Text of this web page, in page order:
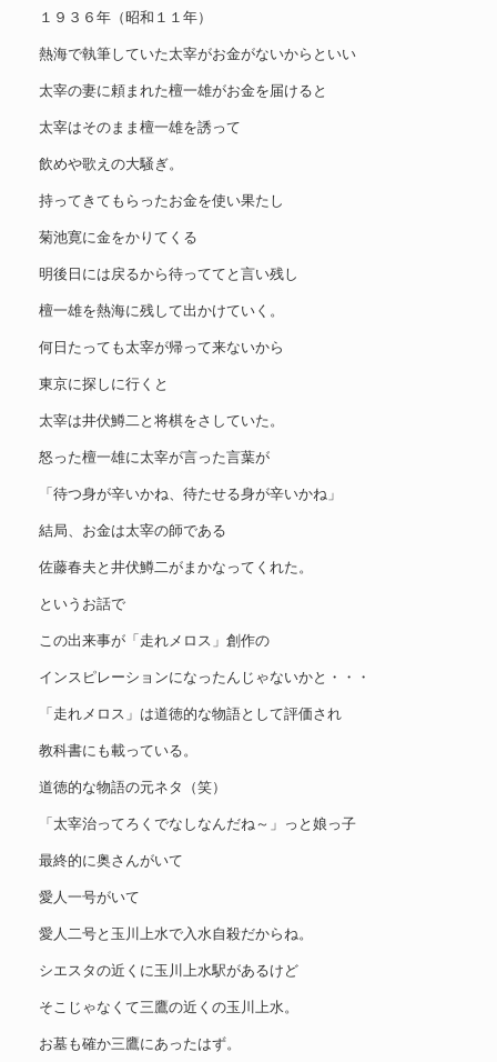
１９３６年（昭和１１年）
熱海で執筆していた太宰がお金がないからといい
太宰の妻に頼まれた檀一雄がお金を届けると
太宰はそのまま檀一雄を誘って
飲めや歌えの大騒ぎ。
持ってきてもらったお金を使い果たし
菊池寛に金をかりてくる
明後日には戻るから待っててと言い残し
檀一雄を熱海に残して出かけていく。
何日たっても太宰が帰って来ないから
東京に探しに行くと
太宰は井伏鱒二と将棋をさしていた。
怒った檀一雄に太宰が言った言葉が
「待つ身が辛いかね、待たせる身が辛いかね」
結局、お金は太宰の師である
佐藤春夫と井伏鱒二がまかなってくれた。
というお話で
この出来事が「走れメロス」創作の
インスピレーションになったんじゃないかと・・・
「走れメロス」は道徳的な物語として評価され
教科書にも載っている。
道徳的な物語の元ネタ（笑）
「太宰治ってろくでなしなんだね～」っと娘っ子
最終的に奥さんがいて
愛人一号がいて
愛人二号と玉川上水で入水自殺だからね。
シエスタの近くに玉川上水駅があるけど
そこじゃなくて三鷹の近くの玉川上水。
お墓も確か三鷹にあったはず。